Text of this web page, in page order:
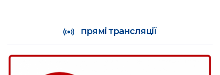
прямі трансляції